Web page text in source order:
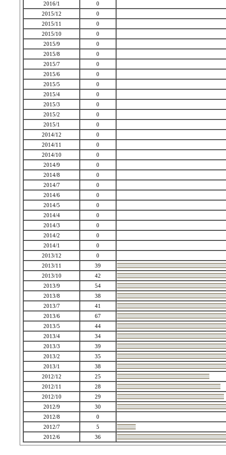
2016/1
0
2015/12
0
2015/11
0
2015/10
0
2015/9
0
2015/8
0
2015/7
0
2015/6
0
2015/5
0
2015/4
0
2015/3
0
2015/2
0
2015/1
0
2014/12
0
2014/11
0
2014/10
0
2014/9
0
2014/8
0
2014/7
0
2014/6
0
2014/5
0
2014/4
0
2014/3
0
2014/2
0
2014/1
0
2013/12
0
2013/11
39
2013/10
42
2013/9
54
2013/8
38
2013/7
41
2013/6
67
2013/5
44
2013/4
34
2013/3
39
2013/2
35
2013/1
38
2012/12
25
2012/11
28
2012/10
29
2012/9
30
2012/8
0
2012/7
5
2012/6
36